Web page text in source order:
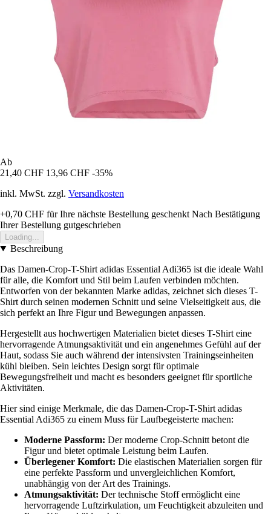
Ab
21,40 CHF 13,96 CHF -35%
inkl. MwSt. zzgl. Versandkosten
+0,70 CHF für Ihre nächste Bestellung geschenkt Nach Bestätigung
Ihrer Bestellung gutgeschrieben
Loading...
Beschreibung
Das Damen-Crop-T-Shirt adidas Essential Adi365 ist die ideale Wahl
für alle, die Komfort und Stil beim Laufen verbinden möchten.
Entworfen von der bekannten Marke adidas, zeichnet sich dieses T-
Shirt durch seinen modernen Schnitt und seine Vielseitigkeit aus, die
sich perfekt an Ihre Figur und Bewegungen anpassen.
Hergestellt aus hochwertigen Materialien bietet dieses T-Shirt eine
hervorragende Atmungsaktivität und ein angenehmes Gefühl auf der
Haut, sodass Sie auch während der intensivsten Trainingseinheiten
kühl bleiben. Sein leichtes Design sorgt für optimale
Bewegungsfreiheit und macht es besonders geeignet für sportliche
Aktivitäten.
Hier sind einige Merkmale, die das Damen-Crop-T-Shirt adidas
Essential Adi365 zu einem Muss für Laufbegeisterte machen:
Moderne Passform: Der moderne Crop-Schnitt betont die
Figur und bietet optimale Leistung beim Laufen.
Überlegener Komfort: Die elastischen Materialien sorgen für
eine perfekte Passform und unvergleichlichen Komfort,
unabhängig von der Art des Trainings.
Atmungsaktivität: Der technische Stoff ermöglicht eine
hervorragende Luftzirkulation, um Feuchtigkeit abzuleiten und